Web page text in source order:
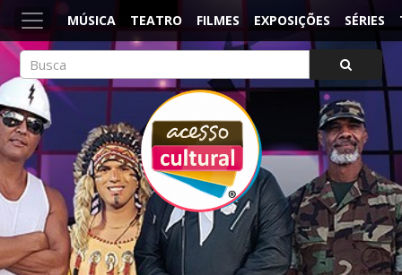
MÚSICA TEATRO FILMES EXPOSIÇÕES SÉRIES
ACESSO CULTURAL
Arte, Cultura Pop e Entretenimento